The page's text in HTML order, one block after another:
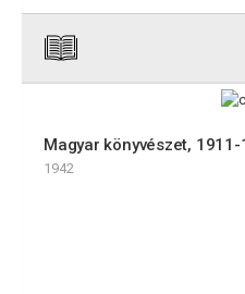
Magyar könyvészet, 1911-
1942